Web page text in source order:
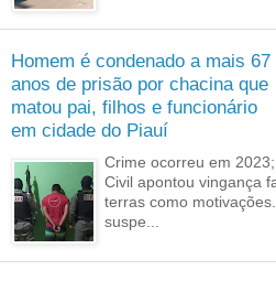
Homem é condenado a mais 67
anos de prisão por chacina que
matou pai, filhos e funcionário
em cidade do Piauí
Crime ocorreu em
Civil apontou vingança
terras como
suspe...